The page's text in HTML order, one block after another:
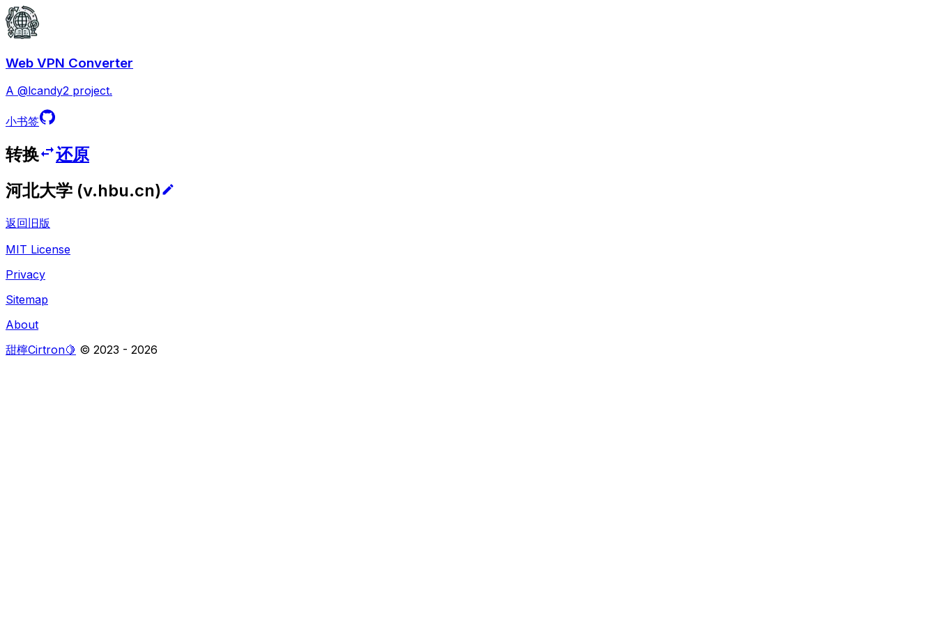
Web VPN Converter
A @lcandy2 project.
小书签
转换
还原
河北大学 (v.hbu.cn)
返回旧版
MIT License
Privacy
Sitemap
About
甜檸Cirtron🍋 © 2023 - 2026